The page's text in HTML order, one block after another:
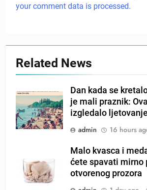
your comment data is processed.
Related News
Dan kada se
je mali praznik:
izgledalo
admin
16 hours
Malo kvasca i
ćete spavati mirno
otvorenog prozora